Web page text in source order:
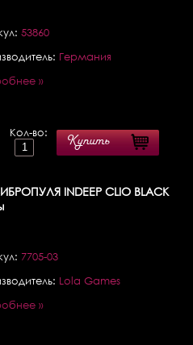
53860
Германия
»
Кол-во:
Купить
INDEEP CLIO BLACK
7705-03
Lola Games
»